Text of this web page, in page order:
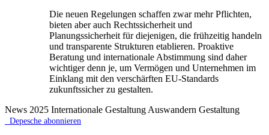
Die neuen Regelungen schaffen zwar mehr Pflichten,
bieten aber auch Rechtssicherheit und
Planungssicherheit für diejenigen, die frühzeitig handeln
und transparente Strukturen etablieren. Proaktive
Beratung und internationale Abstimmung sind daher
wichtiger denn je, um Vermögen und Unternehmen im
Einklang mit den verschärften EU-Standards
zukunftssicher zu gestalten.
News 2025 Internationale Gestaltung Auswandern Gestaltung
Depesche abonnieren